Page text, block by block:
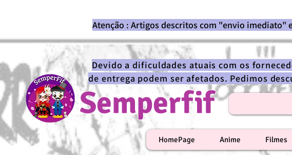
Semperfif
Atenção : Artigos descritos com "envio imediato"
Devido a dificuldades atuais com os
de entrega podem ser afetados. Pedimos
HomePage Anime Filmes